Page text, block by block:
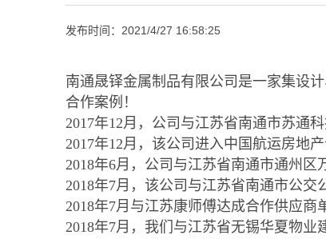
发布时间： 2021/4/27 16:58:25
南通晟铎金属制品有限公司是一家集设
合作案例！
2017年12月，公司与江苏省南通市苏通
2017年12月，该公司进入中国航运房地
2018年6月，公司与江苏省南通市通州区
2018年7月，该公司与江苏省南通市公交
2018年7月与江苏康师傅达成合作供应商
2018年7月，我们与江苏省无锡华夏物业